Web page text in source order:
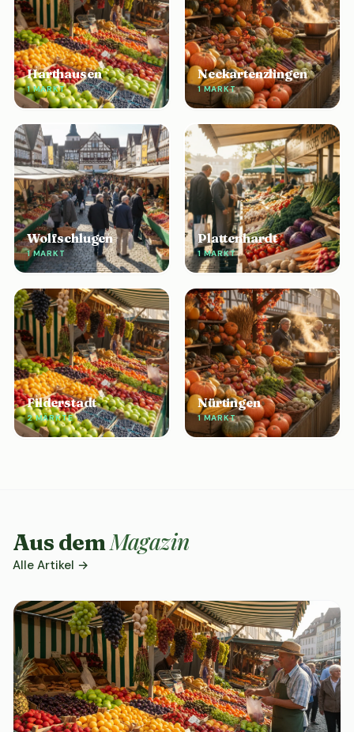
Harthausen
1 MARKT
Neckartenzlingen
1 MARKT
Wolfschlugen
1 MARKT
Plattenhardt
1 MARKT
Filderstadt
2 MÄRKTE
Nürtingen
1 MARKT
Aus demMagazin
Alle Artikel →